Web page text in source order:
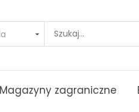
Magazyny zagraniczne